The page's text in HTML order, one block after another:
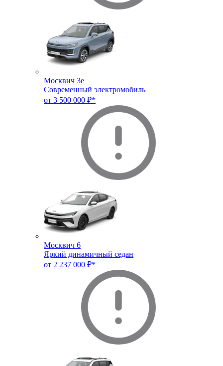
Москвич 3e
Современный электромобиль
от 3 500 000 ₽*
Москвич 6
Яркий динамичный седан
от 2 237 000 ₽*